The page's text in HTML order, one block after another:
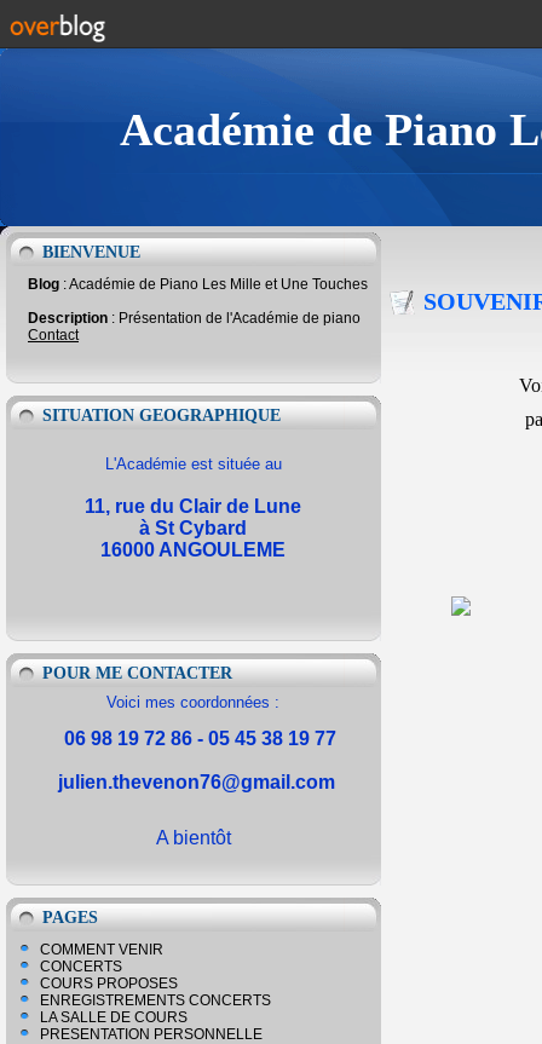
Académie de Piano
BIENVENUE
Blog : Académie de Piano Les Mille et Une Touches
Description : Présentation de l'Académie de piano
Contact
SITUATION GEOGRAPHIQUE
L'Académie est située au
11, rue du Clair de Lune
à St Cybard
16000 ANGOULEME
POUR ME CONTACTER
Voici mes coordonnées :
06 98 19 72 86 - 05 45 38 19 77
julien.thevenon76@gmail.com
A bientôt
PAGES
COMMENT VENIR
CONCERTS
COURS PROPOSES
ENREGISTREMENTS CONCERTS
LA SALLE DE COURS
PRESENTATION PERSONNELLE